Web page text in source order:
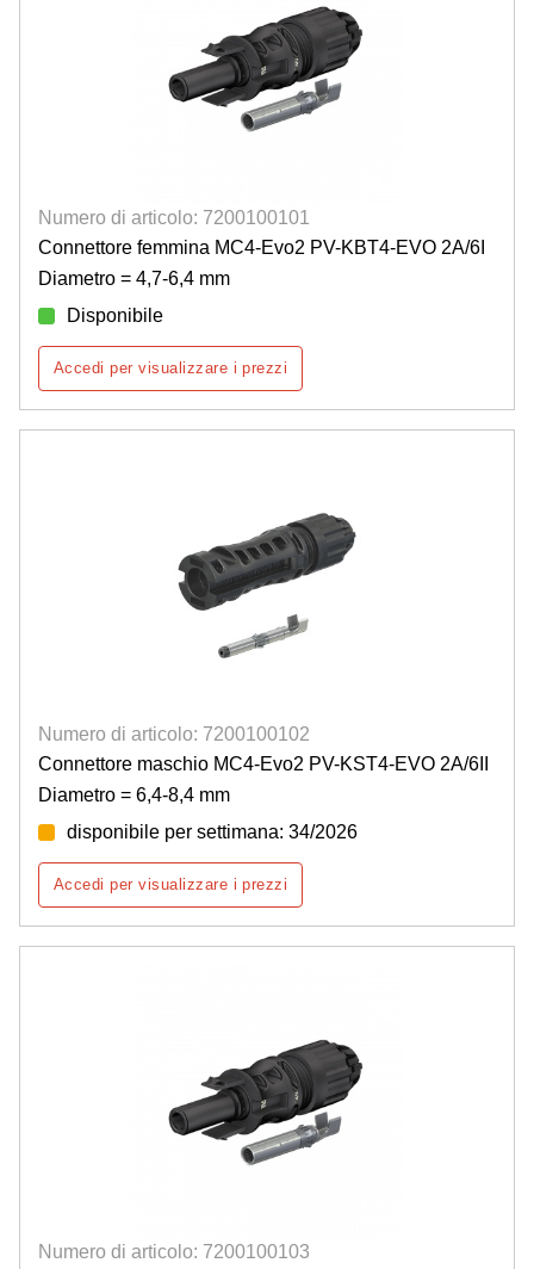
Numero di articolo: 7200100101
Connettore femmina MC4-Evo2 PV-KBT4-EVO 2A/6I
Diametro = 4,7-6,4 mm
Disponibile
Accedi per visualizzare i prezzi
Numero di articolo: 7200100102
Connettore maschio MC4-Evo2 PV-KST4-EVO 2A/6II
Diametro = 6,4-8,4 mm
disponibile per settimana: 34/2026
Accedi per visualizzare i prezzi
Numero di articolo: 7200100103